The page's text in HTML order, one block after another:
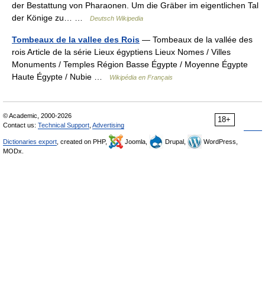
der Bestattung von Pharaonen. Um die Gräber im eigentlichen Tal
der Könige zu… …
Deutsch Wikipedia
Tombeaux de la vallee des Rois — Tombeaux de la vallée des
rois Article de la série Lieux égyptiens Lieux Nomes / Villes
Monuments / Temples Région Basse Égypte / Moyenne Égypte
Haute Égypte / Nubie …
Wikipédia en Français
18+
© Academic, 2000-2026
Contact us: Technical Support Advertising
Dictionaries export , created on PHP, Joomla, Drupal,
WordPress,
MODx.